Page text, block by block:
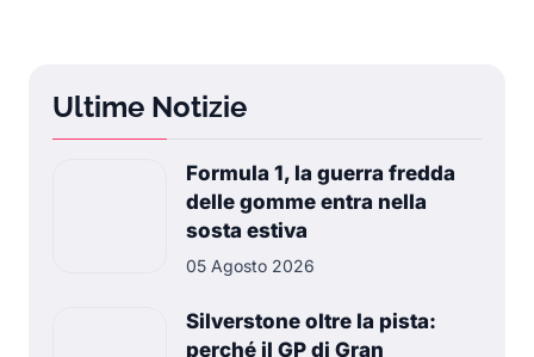
Ultime Notizie
Formula 1, la guerra fredda
delle gomme entra nella
sosta estiva
05 Agosto 2026
Silverstone oltre la pista:
perché il GP di Gran